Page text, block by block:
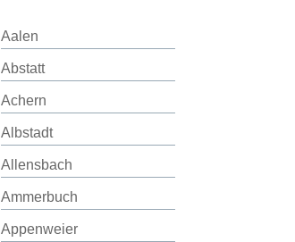
Aalen
Abstatt
Achern
Albstadt
Allensbach
Ammerbuch
Appenweier